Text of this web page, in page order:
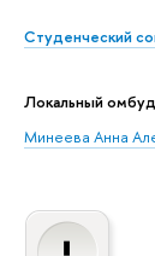
Студенческий
Локальный
Минеева Анна